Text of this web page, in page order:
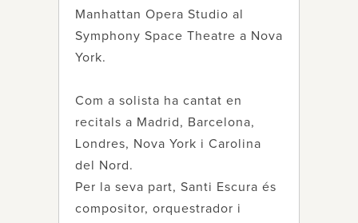
Manhattan Opera Studio al
Symphony Space Theatre a Nova
York.
Com a solista ha cantat en
recitals a Madrid, Barcelona,
Londres, Nova York i Carolina
del Nord.
Per la seva part, Santi Escura és
compositor, orquestrador i